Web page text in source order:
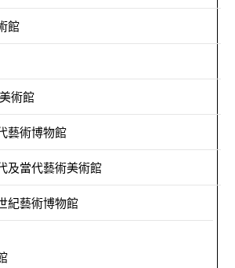
館
術館
藝術博物館
及當代藝術美術館
紀藝術博物館